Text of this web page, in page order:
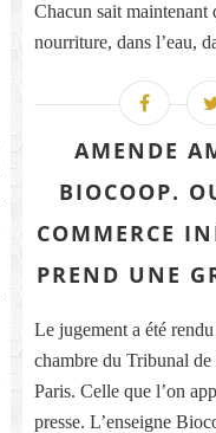
Chacun sait maintenant
nourriture, dans l’eau,
AMENDE
BIOCOOP.
COMMERCE
PREND UNE
Le jugement a été
chambre du Tribunal
Paris. Celle que l’on
presse. L’enseigne